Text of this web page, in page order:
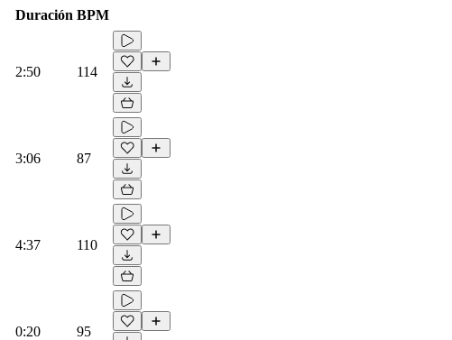
Duración BPM
2:50 114
3:06 87
4:37 110
0:20 95